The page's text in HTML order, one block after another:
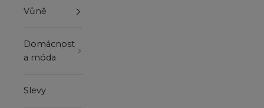
Vůně
Domácnost
a móda
Slevy